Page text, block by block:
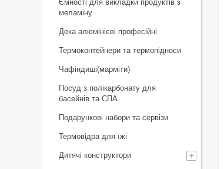
Ємності для викладки продуктів з
меламіну
Дека алюмінієві професійні
Термоконтейнери та термопідноси
Чафіндиші(марміти)
Посуд з полікарбонату для
басейнів та СПА
Подарункові набори та сервізи
Термовідра для їжі
Дитячі конструктори